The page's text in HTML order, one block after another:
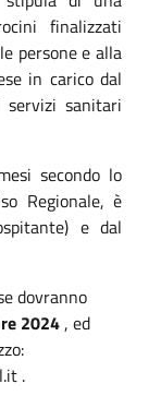
finalizzati
persone e alla
in carico dal
servizi sanitari
secondo lo
Regionale, è
e dal
dovranno
2024 , ed
.